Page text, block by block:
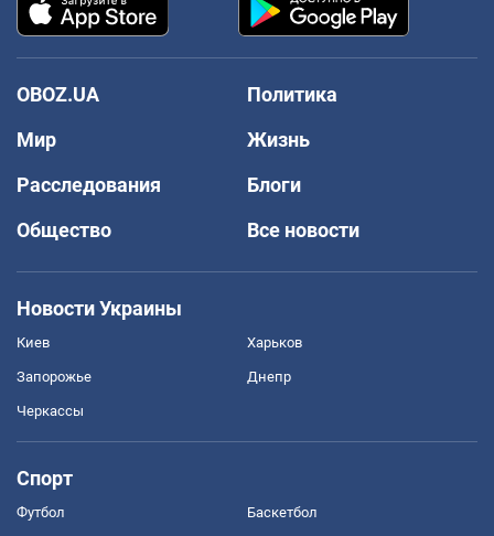
OBOZ.UA
Политика
Мир
Жизнь
Расследования
Блоги
Общество
Все новости
Новости Украины
Киев Харьков
Запорожье Днепр
Черкассы
Спорт
Футбол Баскетбол